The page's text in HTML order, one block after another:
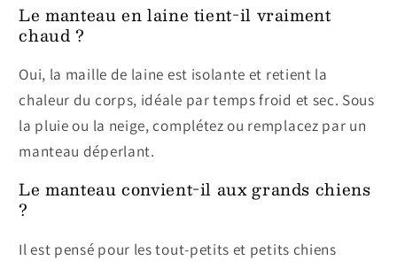
Le manteau en laine tient-il vraiment
chaud ?
Oui, la maille de laine est isolante et retient la
chaleur du corps, idéale par temps froid et sec. Sous
la pluie ou la neige, complétez ou remplacez par un
manteau déperlant.
Le manteau convient-il aux grands chiens
?
Il est pensé pour les tout-petits et petits chiens